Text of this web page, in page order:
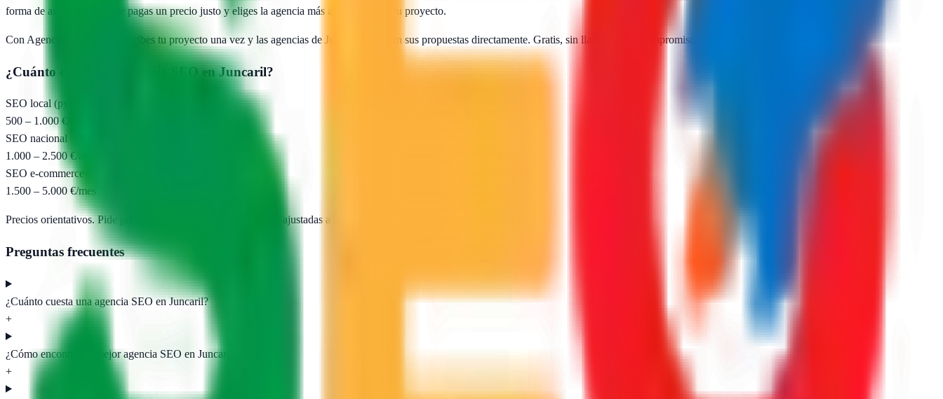
forma de asegurarte de que pagas un precio justo y eliges la agencia más adecuada para tu proyecto.
Con AgenciasSEO.com describes tu proyecto una vez y las agencias de Juncaril te envían sus propuestas directamente. Gratis, sin llamadas, sin compromiso.
¿Cuánto cuesta una agencia SEO enJuncaril?
SEO local (pyme)
500 – 1.000 €/mes
SEO nacional
1.000 – 2.500 €/mes
SEO e-commerce
1.500 – 5.000 €/mes
Precios orientativos. Pide presupuesto para obtener propuestas ajustadas a tu proyecto.
Preguntas frecuentes
¿Cuánto cuesta una agencia SEO en Juncaril?
+
¿Cómo encontrar la mejor agencia SEO en Juncaril?
+